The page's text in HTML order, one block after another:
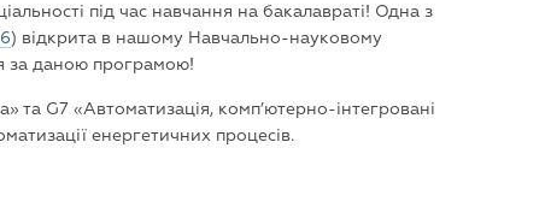
під час навчання на бакалавраті! Одна з
) відкрита в нашому Навчально-науковому
за даною програмою!
та G7 «Автоматизація, комп’ютерно-інтегровані
енергетичних процесів.